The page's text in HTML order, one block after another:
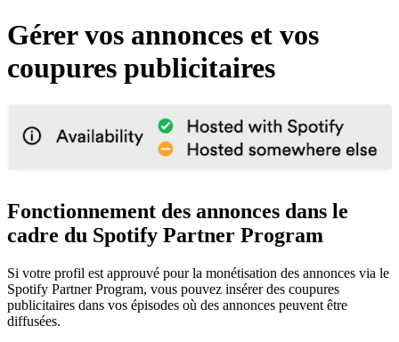
Gérer vos annonces et vos
coupures publicitaires
Fonctionnement des annonces dans le
cadre du Spotify Partner Program
Si votre profil est approuvé pour la monétisation des annonces via le
Spotify Partner Program, vous pouvez insérer des coupures
publicitaires dans vos épisodes où des annonces peuvent être
diffusées.